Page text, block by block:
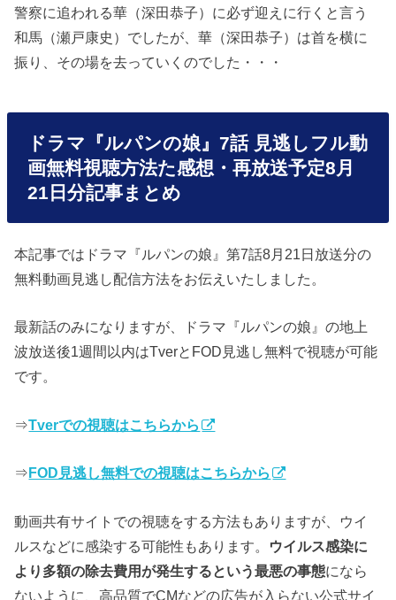
警察に追われる華（深田恭子）に必ず迎えに行くと言う
和馬（瀬戸康史）でしたが、華（深田恭子）は首を横に
振り、その場を去っていくのでした・・・
ドラマ『ルパンの娘』7話 見逃しフル動
画無料視聴方法た感想・再放送予定8月
21日分記事まとめ
本記事ではドラマ『ルパンの娘』第7話8月21日放送分の
無料動画見逃し配信方法をお伝えいたしました。
最新話のみになりますが、ドラマ『ルパンの娘』の地上
波放送後1週間以内はTverとFOD見逃し無料で視聴が可能
です。
⇒Tverでの視聴はこちらから
⇒FOD見逃し無料での視聴はこちらから
動画共有サイトでの視聴をする方法もありますが、ウイ
ルスなどに感染する可能性もあります。 ウイルス感染に
より多額の除去費用が発生するという最悪の事態になら
ないように、高品質でCMなどの広告が入らない公式サイ